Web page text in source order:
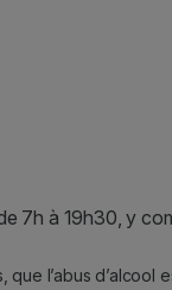
7h à 19h30, y
l’abus